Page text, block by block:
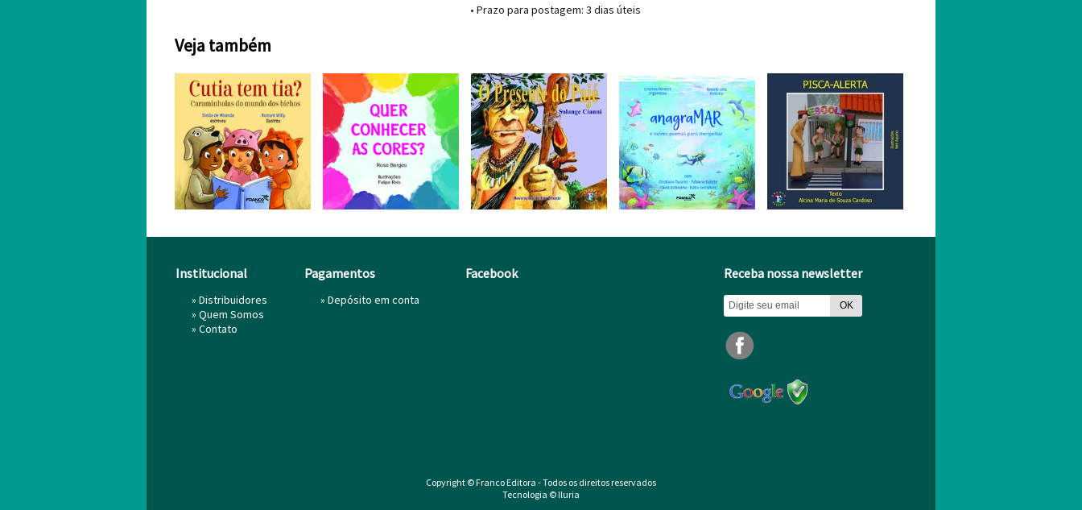
• Prazo para postagem: 3 dias úteis
Veja também
Institucional
» Distribuidores
» Quem Somos
» Contato
Pagamentos
» Depósito em conta
Facebook Receba nossa newsletter
Copyright © Franco Editora - Todos os direitos reservados
Tecnologia © Iluria